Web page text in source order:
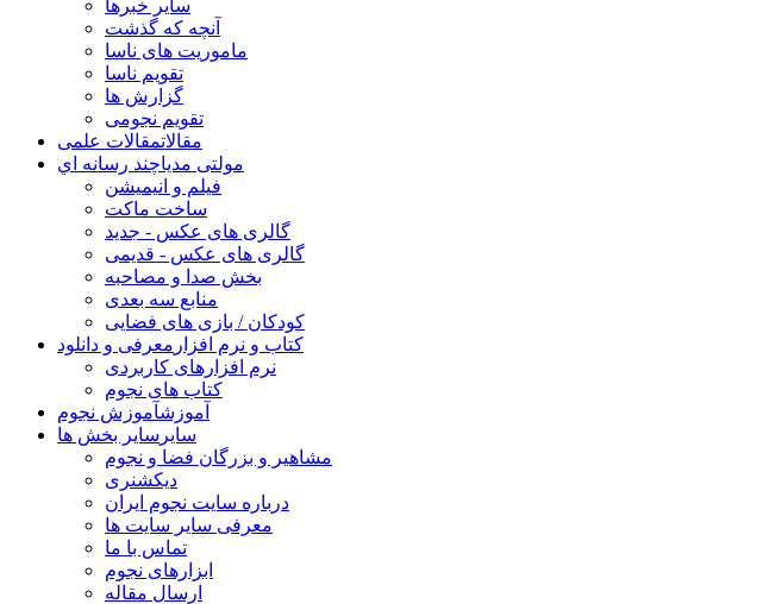
سایر خبرها
آنچه که گذشت
ماموریت های ناسا
تقویم ناسا
گزارش ها
تقویم نجومی
مقالاتمقالات علمی
مولتی مدیاچند رسانه اي
فیلم و انیمیشن
ساخت ماکت
گالری های عکس - جدید
گالری های عکس - قدیمی
بخش صدا و مصاحبه
منابع سه بعدی
کودکان / بازی های فضایی
کتاب و نرم افزار معرفی و دانلود
نرم افزارهای کاربردی
کتاب های نجوم
آموزشآموزش نجوم
سایر سایر بخش ها
مشاهیر و بزرگان فضا و نجوم
دیکشنری
درباره سایت نجوم ایران
معرفی سایر سایت ها
تماس با ما
ابزارهای نجوم
ارسال مقاله